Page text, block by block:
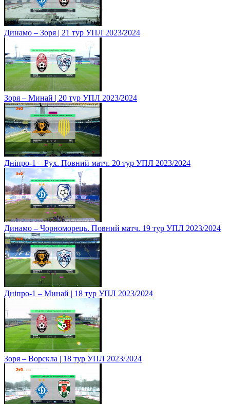
Динамо – Зоря | 21 тур УПЛ 2023/2024
Зоря – Минай | 20 тур УПЛ 2023/2024
Дніпро-1 – Рух. Повний матч. 20 тур УПЛ 2023/2024
Динамо – Чорноморець. Повний матч. 19 тур УПЛ 2023/2024
Дніпро-1 – Минай | 18 тур УПЛ 2023/2024
Зоря – Ворскла | 18 тур УПЛ 2023/2024